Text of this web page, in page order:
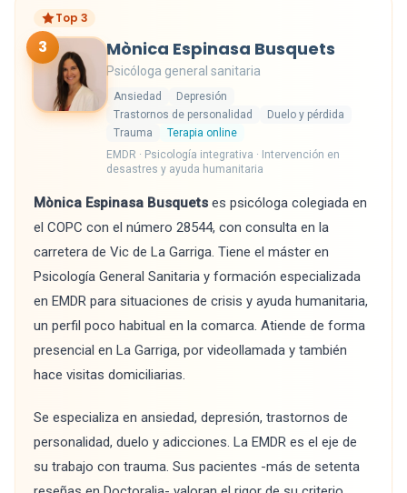
Top 3
3 Mònica Espinasa Busquets
Psicóloga general sanitaria
Ansiedad
Depresión
Trastornos de personalidad
Duelo y pérdida
Trauma
Terapia online
EMDR · Psicología integrativa · Intervención en
desastres y ayuda humanitaria
Mònica Espinasa Busquets es psicóloga colegiada en
el COPC con el número 28544, con consulta en la
carretera de Vic de La Garriga. Tiene el máster en
Psicología General Sanitaria y formación especializada
en EMDR para situaciones de crisis y ayuda humanitaria,
un perfil poco habitual en la comarca. Atiende de forma
presencial en La Garriga, por videollamada y también
hace visitas domiciliarias.
Se especializa en ansiedad, depresión, trastornos de
personalidad, duelo y adicciones. La EMDR es el eje de
su trabajo con trauma. Sus pacientes -más de setenta